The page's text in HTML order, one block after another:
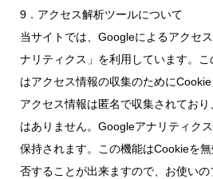
9．アクセス解析ツールについて
当サイトでは、Googleによるアクセ
ナリティクス」を利用しています。
はアクセス情報の収集のために
アクセス情報は匿名で収集されてお
はありません。Googleアナリティク
保持されます。この機能はCookieを
否することが出来ますので、お使い